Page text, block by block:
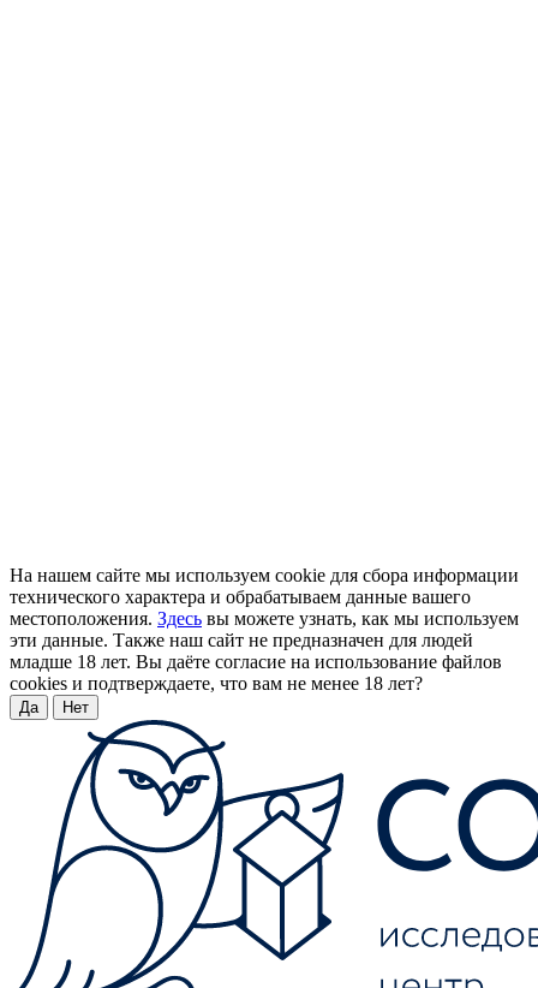
На нашем сайте мы используем cookie для сбора информации
технического характера и обрабатываем данные вашего
местоположения. Здесь вы можете узнать, как мы используем
эти данные. Также наш сайт не предназначен для людей
младше 18 лет. Вы даёте согласие на использование файлов
cookies и подтверждаете, что вам не менее 18 лет?
Да Нет